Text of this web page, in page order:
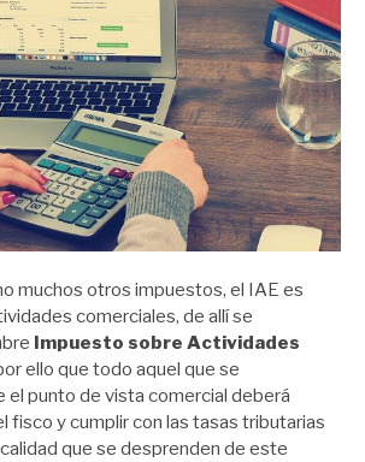
muchos otros impuestos, el IAE es
comerciales, de allí se
Impuesto sobre Actividades
ello que todo aquel que se
punto de vista comercial deberá
fisco y cumplir con las tasas tributarias
que se desprenden de este